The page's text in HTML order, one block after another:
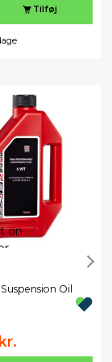
Tilføj
Oil